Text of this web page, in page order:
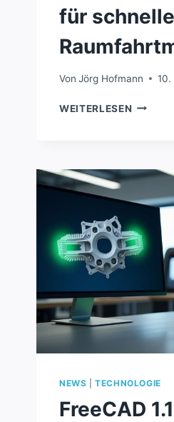
für schnelle
Von Jörg Hofmann 10.
WEITERLESEN
NEWS |TECHNOLOGIE
FreeCAD